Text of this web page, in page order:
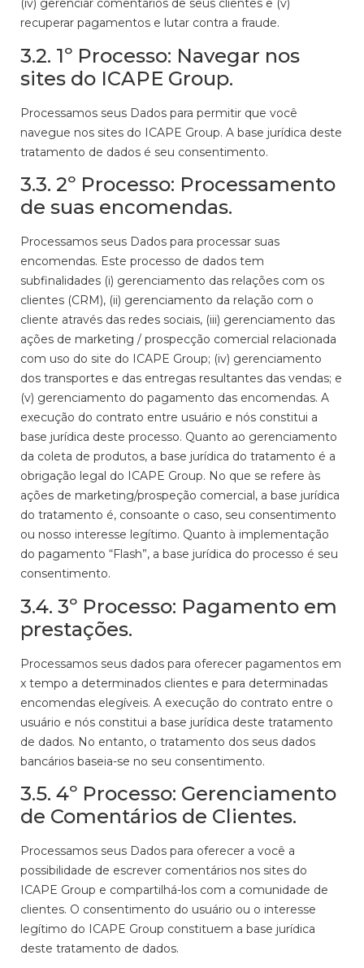
(iv) gerenciar comentários de seus clientes e (v)
recuperar pagamentos e lutar contra a fraude.
3.2. 1º Processo: Navegar nos
sites do ICAPE Group.
Processamos seus Dados para permitir que você
navegue nos sites do ICAPE Group. A base jurídica deste
tratamento de dados é seu consentimento.
3.3. 2º Processo: Processamento
de suas encomendas.
Processamos seus Dados para processar suas
encomendas. Este processo de dados tem
subfinalidades (i) gerenciamento das relações com os
clientes (CRM), (ii) gerenciamento da relação com o
cliente através das redes sociais, (iii) gerenciamento das
ações de marketing / prospecção comercial relacionada
com uso do site do ICAPE Group; (iv) gerenciamento
dos transportes e das entregas resultantes das vendas; e
(v) gerenciamento do pagamento das encomendas. A
execução do contrato entre usuário e nós constitui a
base jurídica deste processo. Quanto ao gerenciamento
da coleta de produtos, a base jurídica do tratamento é a
obrigação legal do ICAPE Group. No que se refere às
ações de marketing/prospeção comercial, a base jurídica
do tratamento é, consoante o caso, seu consentimento
ou nosso interesse legítimo. Quanto à implementação
do pagamento “Flash”, a base jurídica do processo é seu
consentimento.
3.4. 3º Processo: Pagamento em
prestações.
Processamos seus dados para oferecer pagamentos em
x tempo a determinados clientes e para determinadas
encomendas elegíveis. A execução do contrato entre o
usuário e nós constitui a base jurídica deste tratamento
de dados. No entanto, o tratamento dos seus dados
bancários baseia-se no seu consentimento.
3.5. 4º Processo: Gerenciamento
de Comentários de Clientes.
Processamos seus Dados para oferecer a você a
possibilidade de escrever comentários nos sites do
ICAPE Group e compartilhá-los com a comunidade de
clientes. O consentimento do usuário ou o interesse
legítimo do ICAPE Group constituem a base jurídica
deste tratamento de dados.